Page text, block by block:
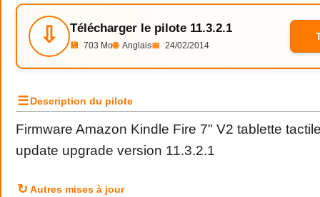
⇩ Télécharger le pilote 11.3.2.1
💾 703 Mo🌐 Anglais📅 24/02/2014
☰Description du pilote
Firmware Amazon Kindle Fire 7" V2 tablette
update upgrade version 11.3.2.1
↻ Autres mises à jour